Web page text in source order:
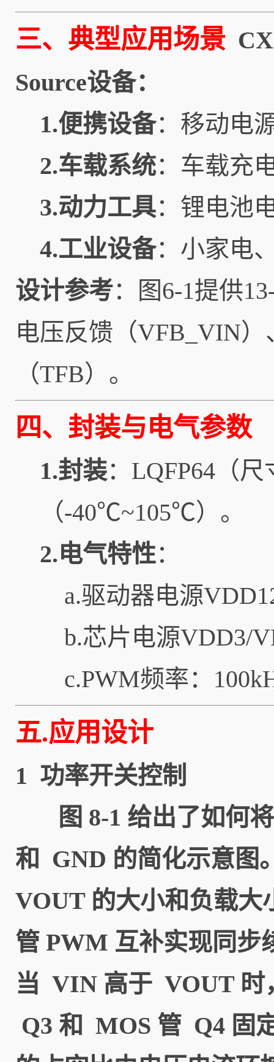
三、典型应用场景
Source设备：
1.便携设备：移动电
2.车载系统：车载充
3.动力工具：锂电池
4.工业设备：小家电
设计参考：图6-1提供
电压反馈（VFB_VIN
（TFB）。
四、封装与电气参数
1.封装：LQFP64（
（-40℃~105℃）。
2.电气特性：
a.驱动器电源
b.芯片电源VDD3/
c.PWM频率：
五.应用设计
1 功率开关控制
图 8-1 给出了如何将
和 GND 的简化示意图
VOUT 的大小和负载大
管 PWM 互补实现同步
当 VIN 高于 VOUT 时
Q3 和 MOS 管 Q4 固